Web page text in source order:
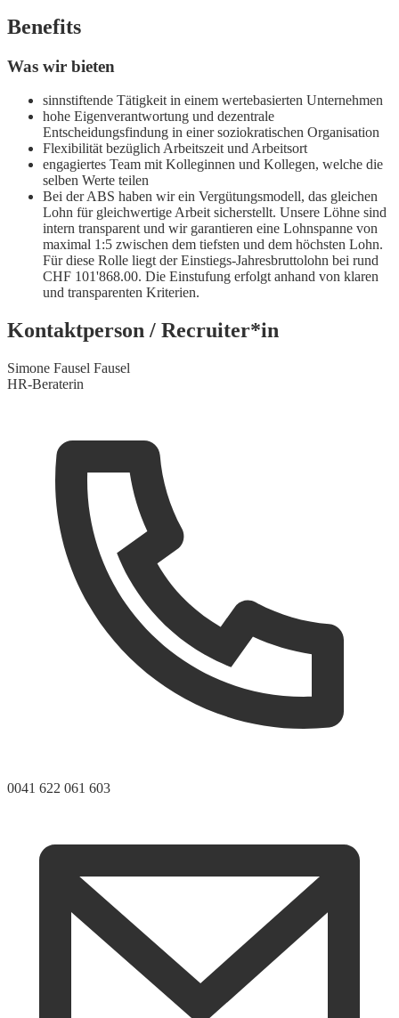
Benefits
Was wir bieten
sinnstiftende Tätigkeit in einem wertebasierten Unternehmen
hohe Eigenverantwortung und dezentrale
Entscheidungsfindung in einer soziokratischen Organisation
Flexibilität bezüglich Arbeitszeit und Arbeitsort
engagiertes Team mit Kolleginnen und Kollegen, welche die
selben Werte teilen
Bei der ABS haben wir ein Vergütungsmodell, das gleichen
Lohn für gleichwertige Arbeit sicherstellt. Unsere Löhne sind
intern transparent und wir garantieren eine Lohnspanne von
maximal 1:5 zwischen dem tiefsten und dem höchsten Lohn.
Für diese Rolle liegt der Einstiegs-Jahresbruttolohn bei rund
CHF 101'868.00. Die Einstufung erfolgt anhand von klaren
und transparenten Kriterien.
Kontaktperson / Recruiter*in
Simone Fausel Fausel
HR-Beraterin
0041 622 061 603